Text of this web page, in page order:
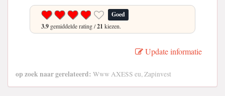
Goed
3.9 gemiddelde rating /21 kiezen.
Update informatie
op zoek naar gerelateerd: Www AXESS eu, Zapinvest